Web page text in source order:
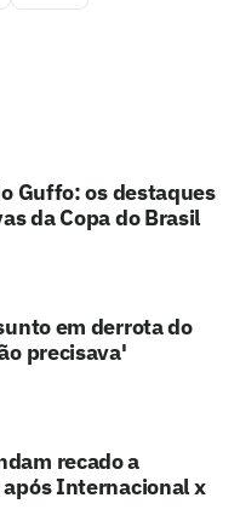
Guffo: os destaques
da Copa do Brasil
em derrota do
precisava'
recado a
Internacional x